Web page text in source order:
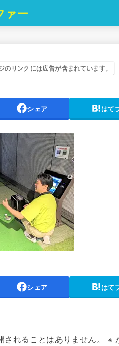
ァー
のリンクには広告が含まれています。
シェア はて
シェア はて
れることはありません。 ※